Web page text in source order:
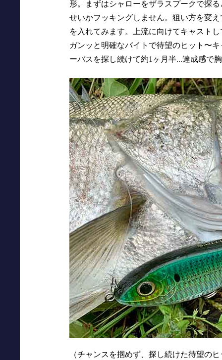
形。まずはシャローをザラスプークで探
せいかフッキングしません。狙い方を変
を入れてみます。上流に向けてキャスト
ガンッと明確なバイトで待望のヒット〜
ーバスを探し続けて約1ヶ月半...達成感で
（チャンスを掴めず、探し続けた待望の